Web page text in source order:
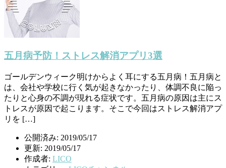
五月病予防！ストレス解消アプリ3選
ゴールデンウィーク明けからよく耳にする五月病！五月病と
は、会社や学校に行く気が起きなかったり、体調不良に陥っ
たりと心身の不調が現れる症状です。五月病の原因は主にス
トレスが原因で起こります。そこで今回はストレス解消アプ
リを […]
公開済み: 2019/05/17
更新: 2019/05/17
作成者: LICO